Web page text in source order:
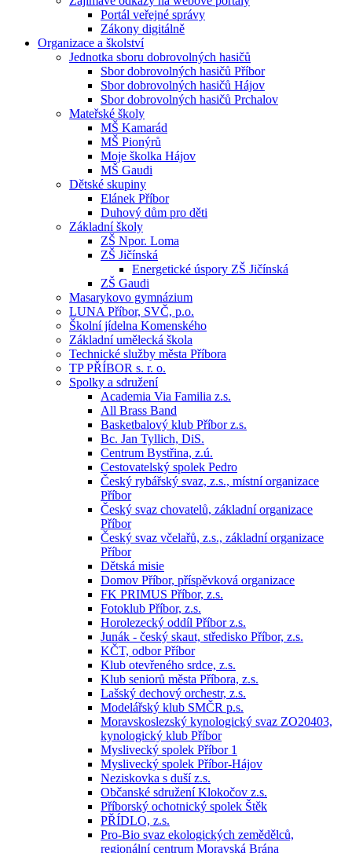
Portál veřejné správy
Zákony digitálně
Organizace a školství
Jednotka sboru dobrovolných hasičů
Sbor dobrovolných hasičů Příbor
Sbor dobrovolných hasičů Hájov
Sbor dobrovolných hasičů Prchalov
Mateřské školy
MŠ Kamarád
MŠ Pionýrů
Moje školka Hájov
MŠ Gaudi
Dětské skupiny
Elánek Příbor
Duhový dům pro děti
Základní školy
ZŠ Npor. Loma
ZŠ Jičínská
Energetické úspory ZŠ Jičínská
ZŠ Gaudi
Masarykovo gymnázium
LUNA Příbor, SVČ, p.o.
Školní jídelna Komenského
Základní umělecká škola
Technické služby města Příbora
TP PŘÍBOR s. r. o.
Spolky a sdružení
Academia Via Familia z.s.
All Brass Band
Basketbalový klub Příbor z.s.
Bc. Jan Tyllich, DiS.
Centrum Bystřina, z.ú.
Cestovatelský spolek Pedro
Český rybářský svaz, z.s., místní organizace
Příbor
Český svaz chovatelů, základní organizace
Příbor
Český svaz včelařů, z.s., základní organizace
Příbor
Dětská misie
Domov Příbor, příspěvková organizace
FK PRIMUS Příbor, z.s.
Fotoklub Příbor, z.s.
Horolezecký oddíl Příbor z.s.
Junák - český skaut, středisko Příbor, z.s.
KČT, odbor Příbor
Klub otevřeného srdce, z.s.
Klub seniorů města Příbora, z.s.
Lašský dechový orchestr, z.s.
Modelářský klub SMČR p.s.
Moravskoslezský kynologický svaz ZO20403,
kynologický klub Příbor
Myslivecký spolek Příbor 1
Myslivecký spolek Příbor-Hájov
Neziskovka s duší z.s.
Občanské sdružení Klokočov z.s.
Příborský ochotnický spolek Štěk
PŘÍDLO, z.s.
Pro-Bio svaz ekologických zemědělců,
regionální centrum Moravská Brána